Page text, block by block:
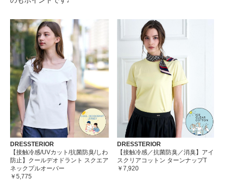
DRESSTERIOR
【接触冷感/UVカット/抗菌防臭/しわ
防止】クールデオドラント スクエア
ネックプルオーバー
￥5,775
DRESSTERIOR
【接触冷感／抗菌防臭／消臭】アイ
スクリアコットン ターンナップT
￥7,920